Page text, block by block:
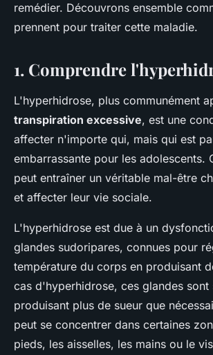
remédier. Découvrons ensemble
prennent pour traiter cette maladie.
1. Comprendre
L'hyperhidrose, plus communément
transpiration excessive, est une
affecter n'importe qui, mais qui est
embarrassante pour les adolescents.
peut entraîner un véritable mal-être
et affecter leur vie sociale.
L'hyperhidrose est due à un
glandes sudoripares, connues pour
température du corps en produisant
cas d'hyperhidrose, ces glandes sont
produisant plus de sueur que
peut se concentrer dans certaines
pieds, les aisselles, les mains ou le